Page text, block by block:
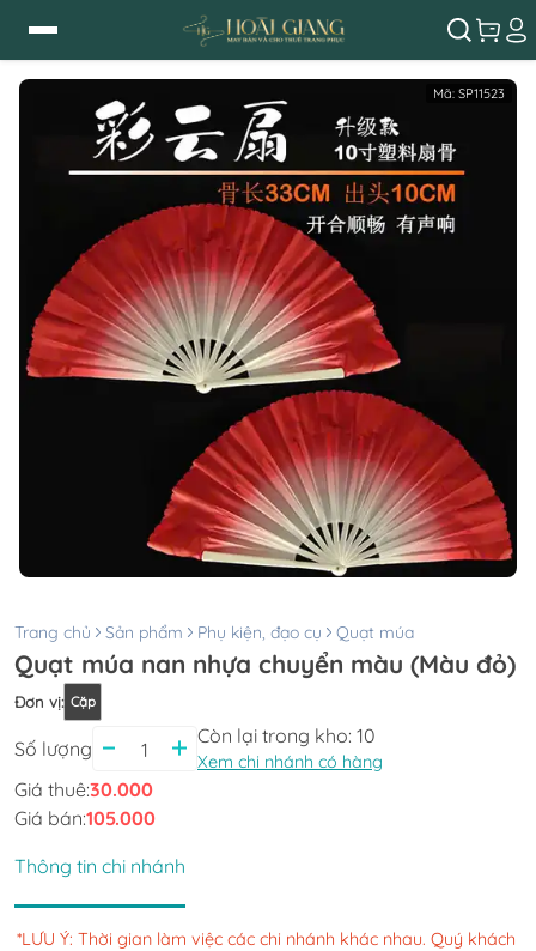
Mã: SP11523
Trang chủ Sản phẩm Phụ kiện, đạo cụ Quạt múa
Quạt múa nan nhựa chuyển màu (Màu đỏ)
Đơn vị: Cặp
Số lượng
Còn lại trong kho: 10
Xem chi nhánh có hàng
Giá thuê:30.000
Giá bán:105.000
Thông tin chi nhánh
*LƯU Ý: Thời gian làm việc các chi nhánh khác nhau. Quý khách